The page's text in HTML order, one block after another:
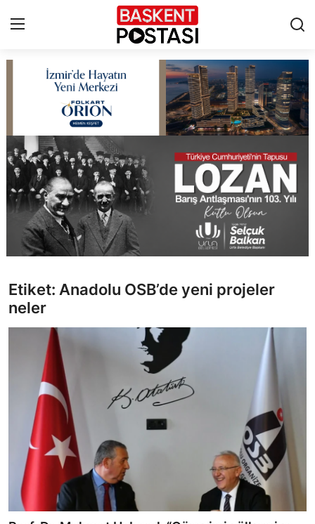
Çerez Politikası
Künye
Ankara
TBMM
Cumhurbaşkanlığı
Bakanlıklar
Siyasi Partiler
Mülki İdare
Toplum ve Yaşam
Sivil Toplum Kuruluşları
Kamu Kurumları ve Üst Kurullar
Etiket: Anadolu OSB’de yeni projeler
neler